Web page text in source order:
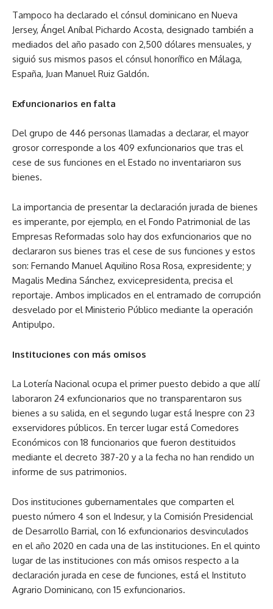
Tampoco ha declarado el cónsul dominicano en Nueva
Jersey, Ángel Aníbal Pichardo Acosta, designado también a
mediados del año pasado con 2,500 dólares mensuales, y
siguió sus mismos pasos el cónsul honorífico en Málaga,
España, Juan Manuel Ruiz Galdón.
Exfuncionarios en falta
Del grupo de 446 personas llamadas a declarar, el mayor
grosor corresponde a los 409 exfuncionarios que tras el
cese de sus funciones en el Estado no inventariaron sus
bienes.
La importancia de presentar la declaración jurada de bienes
es imperante, por ejemplo, en el Fondo Patrimonial de las
Empresas Reformadas solo hay dos exfuncionarios que no
declararon sus bienes tras el cese de sus funciones y estos
son: Fernando Manuel Aquilino Rosa Rosa, expresidente; y
Magalis Medina Sánchez, exvicepresidenta, precisa el
reportaje. Ambos implicados en el entramado de corrupción
desvelado por el Ministerio Público mediante la operación
Antipulpo.
Instituciones con más omisos
La Lotería Nacional ocupa el primer puesto debido a que allí
laboraron 24 exfuncionarios que no transparentaron sus
bienes a su salida, en el segundo lugar está Inespre con 23
exservidores públicos. En tercer lugar está Comedores
Económicos con 18 funcionarios que fueron destituidos
mediante el decreto 387-20 y a la fecha no han rendido un
informe de sus patrimonios.
Dos instituciones gubernamentales que comparten el
puesto número 4 son el Indesur, y la Comisión Presidencial
de Desarrollo Barrial, con 16 exfuncionarios desvinculados
en el año 2020 en cada una de las instituciones. En el quinto
lugar de las instituciones con más omisos respecto a la
declaración jurada en cese de funciones, está el Instituto
Agrario Dominicano, con 15 exfuncionarios.